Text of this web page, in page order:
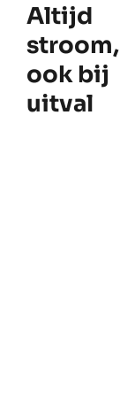
Altijd
stroom,
ook bij
uitval